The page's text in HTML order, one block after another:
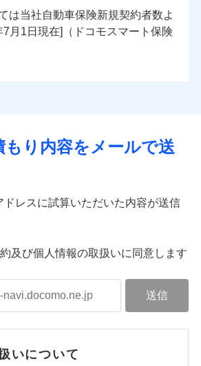
は当社
新規契約者数よ
月
日現在]（ドコモスマート保険
もり内容をメールで送
レスに試算いただいた内容が送信
及び個人情報の取扱いに同意します
いについて